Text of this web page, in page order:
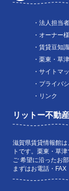
・法人担当
・オーナー
・賃貸豆知識
・栗東・草
・サイトマ
・プライバ
・リンク
リットー不動
滋賀県賃貸情報館
トです。栗東・草
ご 希望に沿ったお
まずはお電話・FAX